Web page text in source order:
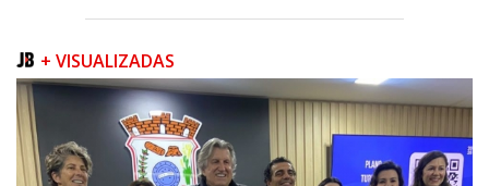
08/08/2026 | 07:00
Teatro Bruno Nitz terá concerto “Rock ao Piano” neste sábado
+ VISUALIZADAS